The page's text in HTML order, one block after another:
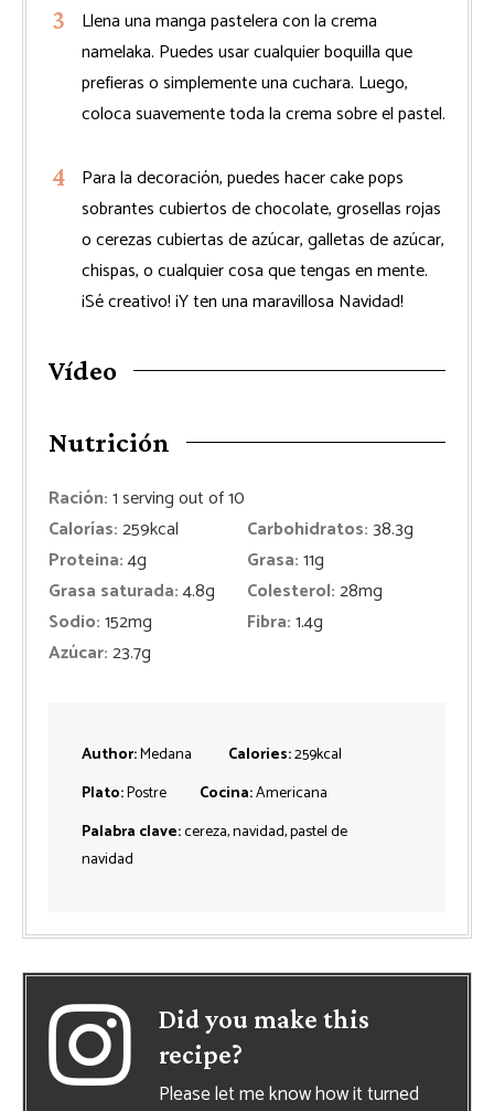
Llena una manga pastelera con la crema
namelaka. Puedes usar cualquier boquilla que
prefieras o simplemente una cuchara. Luego,
coloca suavemente toda la crema sobre el pastel.
Para la decoración, puedes hacer cake pops
sobrantes cubiertos de chocolate, grosellas rojas
o cerezas cubiertas de azúcar, galletas de azúcar,
chispas, o cualquier cosa que tengas en mente.
¡Sé creativo! ¡Y ten una maravillosa Navidad!
Vídeo
Nutrición
Ración:1serving out of 10
Calorías:259kcal Carbohidratos:38.3g
Proteina:4g Grasa:11g
Grasa saturada:4.8g Colesterol:28mg
Sodio:152mg Fibra:1.4g
Azúcar:23.7g
Author:Medana Calories:259kcal
Plato:Postre Cocina:Americana
Palabra clave:cereza, navidad, pastel de
navidad
Did you make this
recipe?
Please let me know how it turned